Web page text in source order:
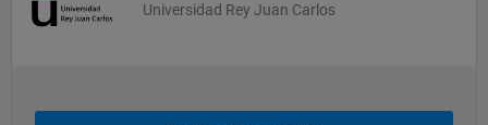
Universidad Rey Juan Carlos